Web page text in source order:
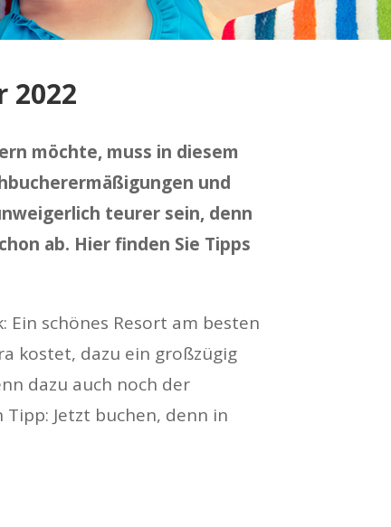
2022
möchte, muss in diesem
und
teurer sein, denn
ab. Hier finden Sie Tipps
Ein schönes Resort am besten
kostet, dazu ein großzügig
dazu auch noch der
Jetzt buchen, denn in